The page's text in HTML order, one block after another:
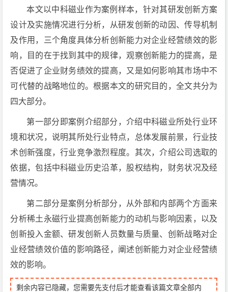
本文以中科磁业作为案例样本，针对其研发创新方案
设计及实施情况进行分析，从研发创新的动因、传导机制
及作用，三个角度具体分析创新能力对企业经营绩效的影
响，目的在于找到其中的规律，观察创新能力的提高，是
否促进了企业财务绩效的提高，又是如何影响其市场中不
可代替的战略地位的。根据本文的研究目的，全文共分为
四大部分。
第一部分即案例介绍部分，介绍中科磁业所处行业环
境和状况，说明其所处行业特点，总体发展前景，行业技
术创新强度，行业竞争激烈程度。其次，介绍公司选取的
依据，包括中科磁业历史沿革，股权结构，财务状况及经
营情况。
第二部分是案例分析部分，从外部和内部两个方面来
分析稀土永磁行业提高创新能力的动机与影响因素，以及
创新投入金额、研发创新人员数量与质量、创新战略对企
业经营绩效价值的影响路径，阐述创新能力对企业经营绩
效的影响。
剩余内容已隐藏，您需要先支付后才能查看该篇文章全部内